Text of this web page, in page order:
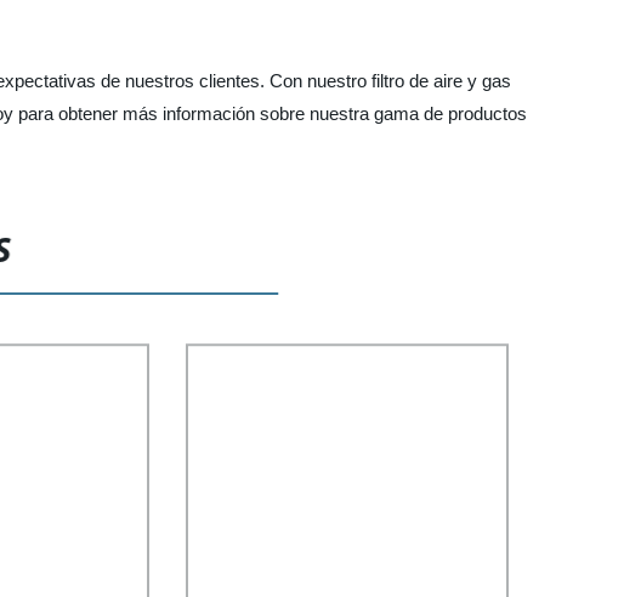
de nuestros clientes. Con nuestro filtro de aire y gas
para obtener más información sobre nuestra gama de productos